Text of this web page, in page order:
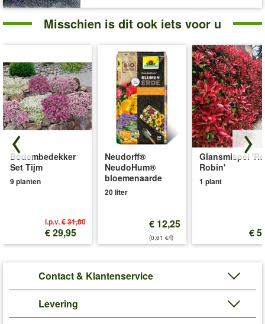
Misschien is dit ook iets voor u
Bodembedekker
Set Tijm
9 planten
i.p.v.€ 31,80
€ 29,95
Neudorff®
NeudoHum®
bloemenaarde
20 liter
€ 12,25
(0,61 €/l)
Glansmispel
Robin'
1 plant
€
Contact & Klantenservice
Levering